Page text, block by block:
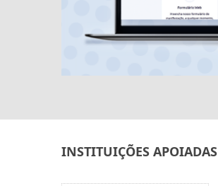
INSTITUIÇÕES APOIADAS